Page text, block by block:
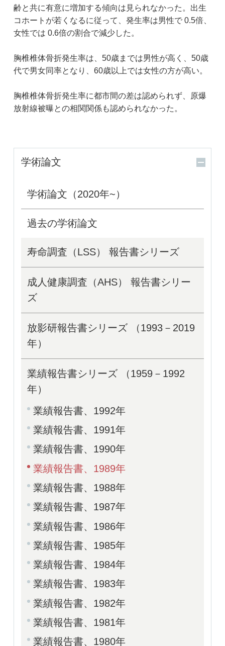
齢と共に有意に増加する傾向は見られなかった。出生
コホートが若くなるに従って、発生率は男性で 0.5倍、
女性では 0.6倍の割合で減少した。
胸椎椎体骨折発生率は、50歳までは男性が高く、50歳
代で男女同率となり、60歳以上では女性の方が高い。
胸椎椎体骨折発生率に都市間の差は認められず、原爆
放射線被曝との相関関係も認められなかった。
学術論文
学術論文（2020年~）
過去の学術論文
寿命調査（LSS） 報告書シリーズ
成人健康調査（AHS） 報告書シリー
ズ
放影研報告書シリーズ （1993－2019
年）
業績報告書シリーズ （1959－1992
年）
業績報告書、1992年
業績報告書、1991年
業績報告書、1990年
業績報告書、1989年
業績報告書、1988年
業績報告書、1987年
業績報告書、1986年
業績報告書、1985年
業績報告書、1984年
業績報告書、1983年
業績報告書、1982年
業績報告書、1981年
業績報告書、1980年